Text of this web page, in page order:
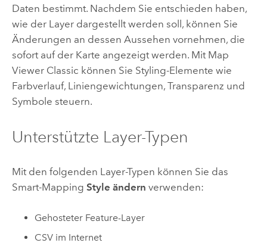
Daten bestimmt. Nachdem Sie entschieden haben,
wie der Layer dargestellt werden soll, können Sie
Änderungen an dessen Aussehen vornehmen, die
sofort auf der Karte angezeigt werden. Mit Map
Viewer Classic können Sie Styling-Elemente wie
Farbverlauf, Liniengewichtungen, Transparenz und
Symbole steuern.
Unterstützte Layer-Typen
Mit den folgenden Layer-Typen können Sie das
Smart-Mapping Style ändern verwenden:
Gehosteter Feature-Layer
CSV im Internet